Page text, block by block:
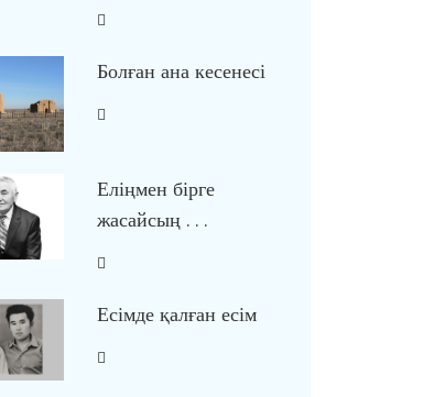
Болған ана кесенесі
Еліңмен бірге
жасайсың . . .
Есімде қалған есім